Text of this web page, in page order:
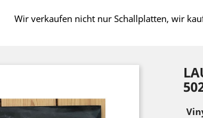
Wir verkaufen nicht nur Schallplatten, wir